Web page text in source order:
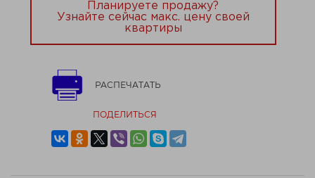
Планируете продажу?
Узнайте сейчас макс. цену своей
квартиры
РАСПЕЧАТАТЬ
ПОДЕЛИТЬСЯ